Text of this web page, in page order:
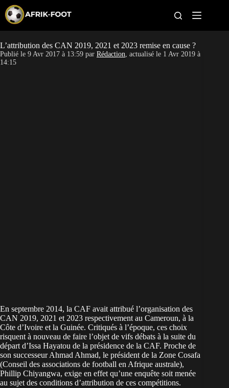
p
t
o
c
CAN féminine
L’attribution des CAN 2019, 2021 et 2023 remise en cause ?
Publié le 9 Avr 2017 à 13:59 par Rédaction, actualisé le 1 Avr 2019 à
14:15
En septembre 2014, la CAF avait attribué l’organisation des
CAN 2019, 2021 et 2023 respectivement au Cameroun, à la
Côte d’Ivoire et la Guinée. Critiqués à l’époque, ces choix
risquent à nouveau de faire l’objet de vifs débats à la suite du
départ d’Issa Hayatou de la présidence de la CAF. Proche de
son successeur Ahmad Ahmad, le président de la Zone Cosafa
(Conseil des associations de football en Afrique australe),
Phillip Chiyangwa, exige en effet qu’une enquête soit menée
au sujet des conditions d’attribution de ces compétitions.